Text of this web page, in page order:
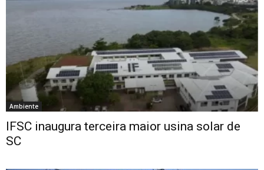
Ambiente
IFSC inaugura terceira maior usina solar de
SC